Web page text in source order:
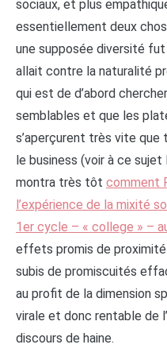
sociaux, et plus
essentiellement deux
une supposée diversité fut
allait contre la naturalité
qui est de d’abord
semblables et que les
s’aperçurent très vite que
le business (voir à ce
montra très tôt comment
l’expérience de la mixité
1er cycle – « college » –
effets promis de
subis de promiscuités
au profit de la dimension
virale et donc rentable de
discours de haine.